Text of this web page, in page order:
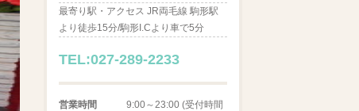
最寄り駅・アクセス JR両毛線 駒形駅
より徒歩15分/駒形I.Cより車で5分
TEL:027-289-2233
営業時間
9:00～23:00 (受付時間